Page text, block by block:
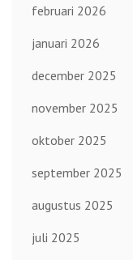
februari 2026
januari 2026
december 2025
november 2025
oktober 2025
september 2025
augustus 2025
juli 2025